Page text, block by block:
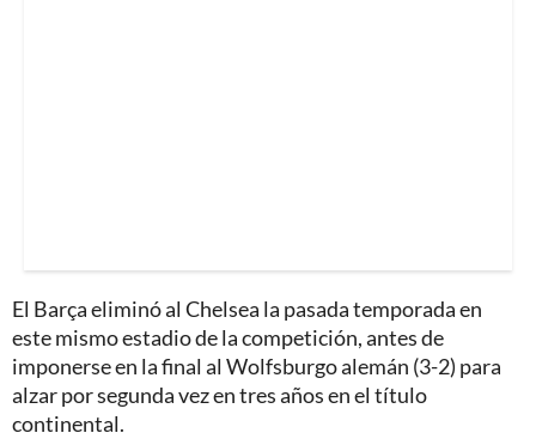
El Barça eliminó al Chelsea la pasada temporada en
este mismo estadio de la competición, antes de
imponerse en la final al Wolfsburgo alemán (3-2) para
alzar por segunda vez en tres años en el título
continental.